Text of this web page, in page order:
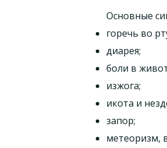
Основные
горечь во
диарея;
боли в
изжога;
икота и
запор;
метеоризм,